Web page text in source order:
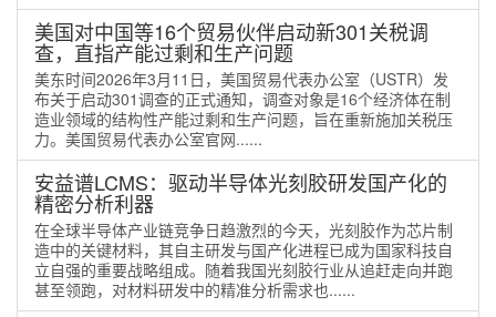
美国对中国等16个贸易伙伴启动新301关税调
查，直指产能过剩和生产问题
美东时间2026年3月11日，美国贸易代表办公室（USTR）发
布关于启动301调查的正式通知，调查对象是16个经济体在制
造业领域的结构性产能过剩和生产问题，旨在重新施加关税压
力。美国贸易代表办公室官网......
安益谱LCMS：驱动半导体光刻胶研发国产化的
精密分析利器
在全球半导体产业链竞争日趋激烈的今天，光刻胶作为芯片制
造中的关键材料，其自主研发与国产化进程已成为国家科技自
立自强的重要战略组成。随着我国光刻胶行业从追赶走向并跑
甚至领跑，对材料研发中的精准分析需求也......